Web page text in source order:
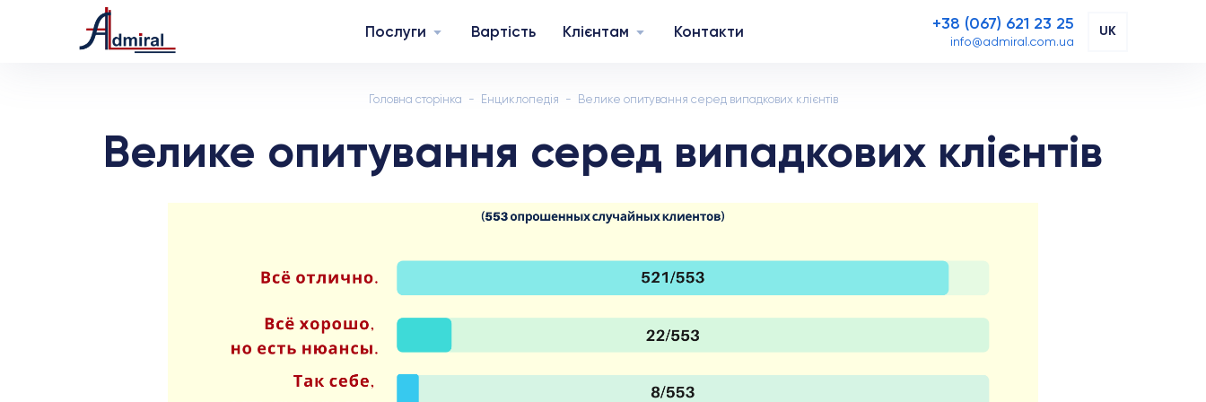
Послуги Вартість Клієнтам Контакти +38 (067) 621 23 25
info@admiral.com.ua
UK
Головна сторінка Енциклопедія Велике опитування серед випадкових клієнтів
Велике опитування серед випадкових клієнтів